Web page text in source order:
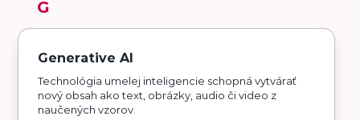
G
Generative AI
Technológia umelej inteligencie schopná vytvárať
nový obsah ako text, obrázky, audio či video z
naučených vzorov.